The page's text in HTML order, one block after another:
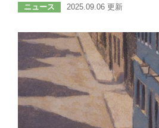
ニュース 2025.09.06 更新